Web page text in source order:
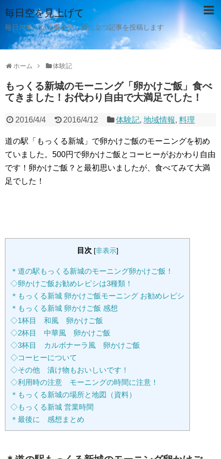
毎日空を見上げて
毎日の気になる事や少し役に立つ記事を投稿します
ホーム 体験記
もっくる新城のモーニング「卵かけご飯」食べ
てきました！お代わり自由で大満足でした！
2016/4/4 2016/4/12 体験記,地域情報,料理
道の駅「もっくる新城」で卵かけご飯のモーニングを初め
ていました。500円で卵かけご飯とコーヒーがおかわり自由
です！卵かけご飯？と最初思いましたが、食べてみて大満
足でした！
目次 [非表示]
＊道の駅もっくる新城のモーニング卵かけご飯！
◇卵かけご飯お勧めレピシは3種類！
＊もっくる新城 卵かけご飯モーニング お勧めレピシ
＊もっくる新城 卵かけご飯 感想
◇1杯目 和風 卵かけご飯
◇2杯目 中華風 卵かけご飯
◇3杯目 カルボナーラ風 卵かけご飯
◇コーヒーについて
◇その他 漬け物もおいしいです！
◇利用時の注意 モーニングの時間に注意！
＊もっくる新城の場所と地図（資料）
◇もっくる新城 営業時間
＊最後に 感想まとめ